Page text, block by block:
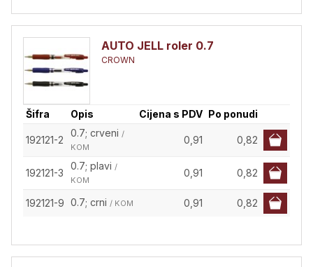
AUTO JELL roler 0.7
CROWN
Šifra Opis Cijena s PDV Po ponudi
192121-2
0.7; crveni /
KOM
0,91 0,82
192121-3
0.7; plavi /
KOM
0,91 0,82
192121-9 0.7; crni / KOM 0,91 0,82